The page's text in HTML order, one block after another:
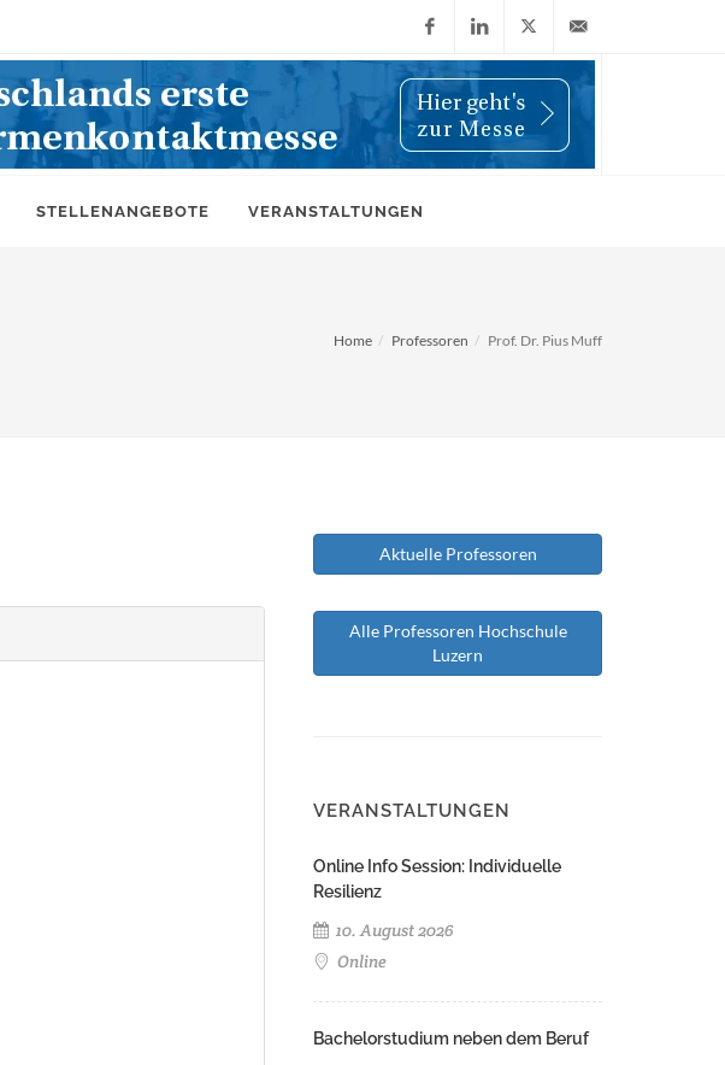
FacebookLinkedIn
X
(Twitter)
info@wiwi-
STELLENANGEBOTE VERANSTALTUNGEN
Home Professoren Prof. Dr. Pius Muff
Aktuelle Professoren
Alle Professoren Hochschule
Luzern
VERANSTALTUNGEN
Online Info Session: Individuelle
Resilienz
10. August 2026
Online
Bachelorstudium neben dem Beruf